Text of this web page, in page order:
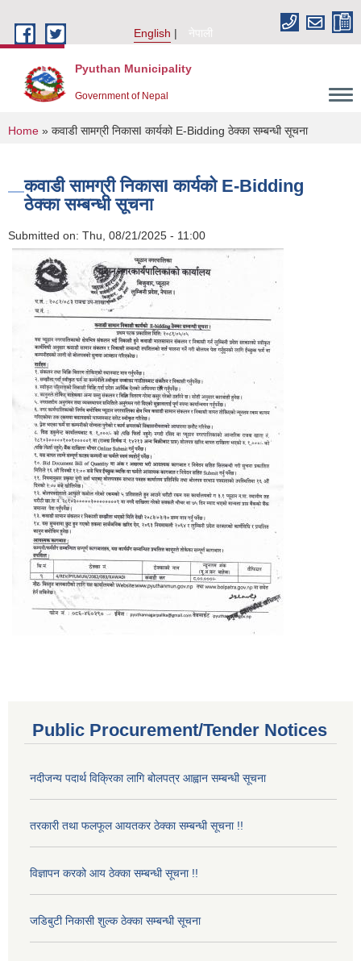
English
नेपाली
Pyuthan Municipality
Government of Nepal
You are here
Home » कवाडी सामग्री निकासI कार्यको E-Bidding ठेक्का सम्बन्धी सूचना
कवाडी सामग्री निकासI कार्यको E-Bidding
ठेक्का सम्बन्धी सूचना
Submitted on: Thu, 08/21/2025 - 11:00
Public Procurement/Tender Notices
नदीजन्य पदार्थ विक्रिका लागि बोलपत्र आह्वान सम्बन्धी सूचना
तरकारी तथा फलफूल आयतकर ठेक्का सम्बन्धी सूचना !!
विज्ञापन करको आय ठेक्का सम्बन्धी सूचना !!
जडिबुटी निकासी शुल्क ठेक्का सम्बन्धी सूचना